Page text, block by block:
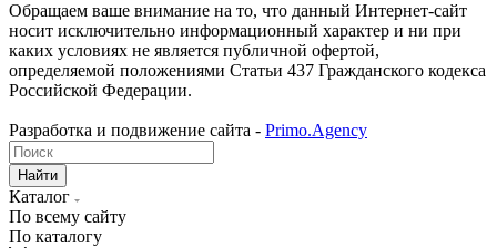
Обращаем ваше внимание на то, что данный Интернет-сайт
носит исключительно информационный характер и ни при
каких условиях не является публичной офертой,
определяемой положениями Статьи 437 Гражданского кодекса
Российской Федерации.
Разработка и подвижение сайта - Primo.Agency
Найти
Каталог
По всему сайту
По каталогу